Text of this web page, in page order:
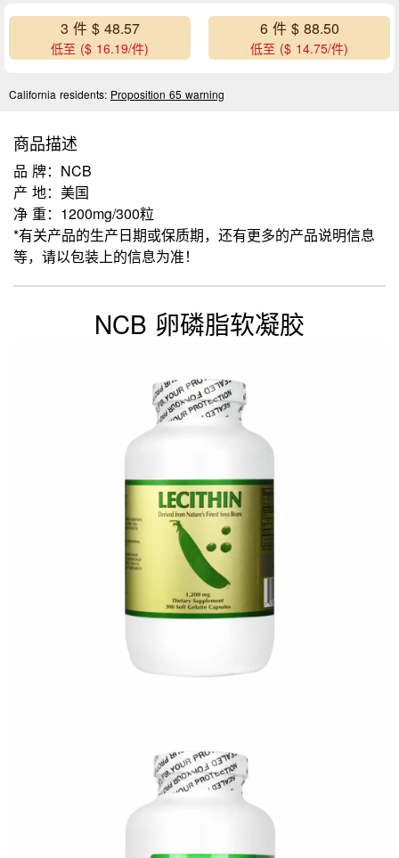
3 件 $ 48.57
低至 ($ 16.19/件)
6 件 $ 88.50
低至 ($ 14.75/件)
California residents: Proposition 65 warning
商品描述
品 牌：NCB
产 地：美国
净 重：1200mg/300粒
*有关产品的生产日期或保质期，还有更多的产品说明信息
等，请以包装上的信息为准！
NCB 卵磷脂软凝胶